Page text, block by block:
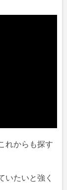
れからも探す
いたいと強く